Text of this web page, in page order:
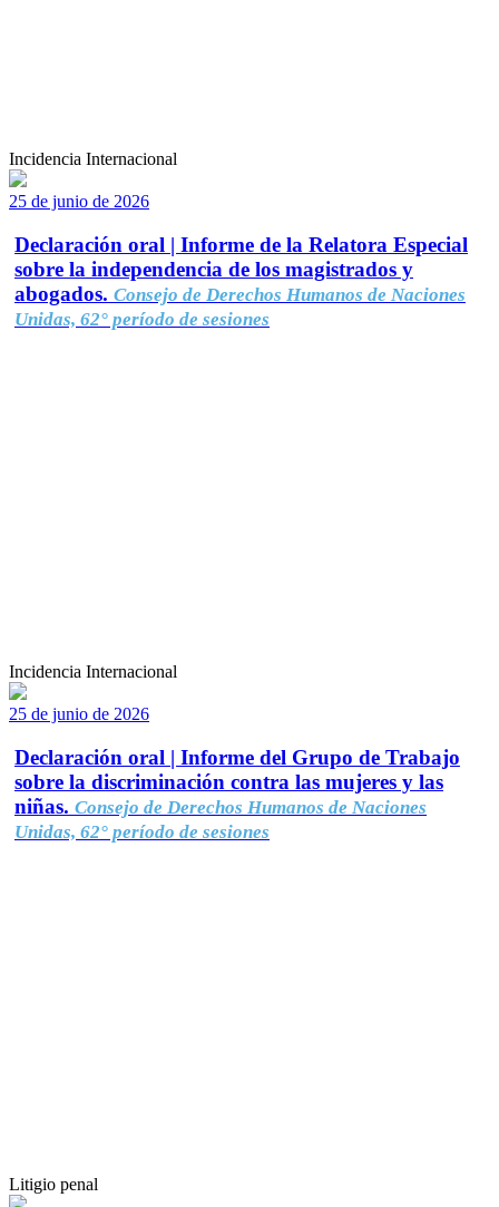
Incidencia Internacional
25 de junio de 2026
Declaración oral | Informe de la Relatora Especial
sobre la independencia de los magistrados y
abogados. Consejo de Derechos Humanos de Naciones
Unidas, 62° período de sesiones
Incidencia Internacional
25 de junio de 2026
Declaración oral | Informe del Grupo de Trabajo
sobre la discriminación contra las mujeres y las
niñas. Consejo de Derechos Humanos de Naciones
Unidas, 62° período de sesiones
Litigio penal